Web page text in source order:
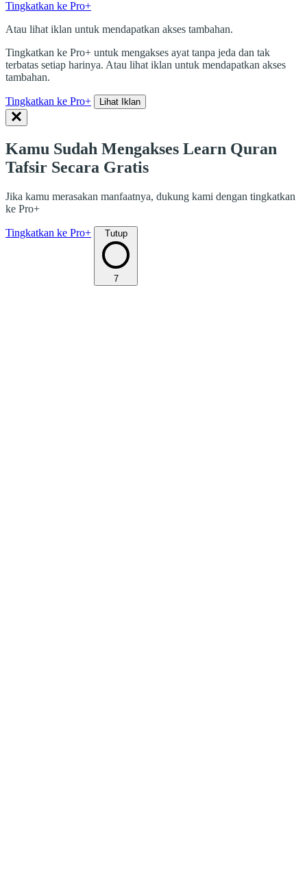
Tingkatkan ke Pro+
Atau lihat iklan untuk mendapatkan akses tambahan.
Tingkatkan ke Pro+ untuk mengakses ayat tanpa jeda dan tak
terbatas setiap harinya. Atau lihat iklan untuk mendapatkan akses
tambahan.
Tingkatkan ke Pro+ Lihat Iklan
Kamu Sudah Mengakses Learn Quran
Tafsir Secara Gratis
Jika kamu merasakan manfaatnya, dukung kami dengan tingkatkan
ke Pro+
Tingkatkan ke Pro+ Tutup
7